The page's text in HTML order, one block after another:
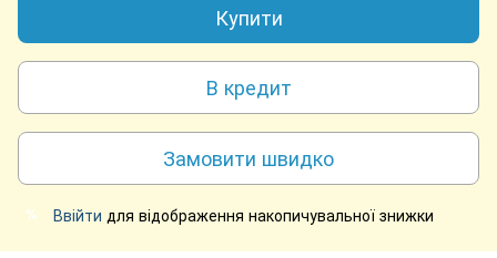
Купити
В кредит
Замовити швидко
% Ввійти для відображення накопичувальної знижки